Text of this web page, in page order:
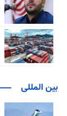
بین المللی